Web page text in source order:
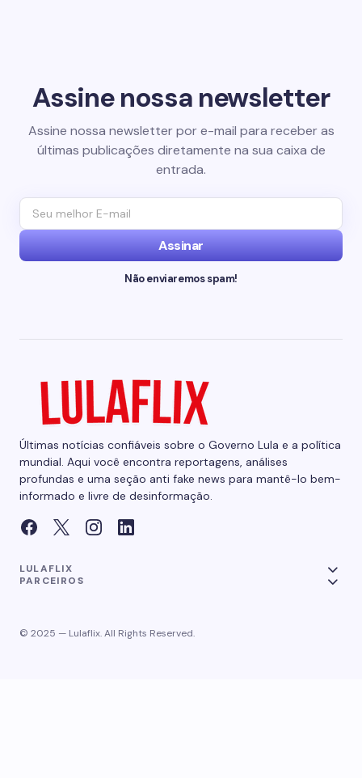
Assine nossa newsletter
Assine nossa newsletter por e-mail para receber as
últimas publicações diretamente na sua caixa de
entrada.
Assinar
Não enviaremos spam!
Últimas notícias confiáveis sobre o Governo Lula e a política
mundial. Aqui você encontra reportagens, análises
profundas e uma seção anti fake news para mantê-lo bem-
informado e livre de desinformação.
LULAFLIX
PARCEIROS
© 2025 — Lulaflix. All Rights Reserved.